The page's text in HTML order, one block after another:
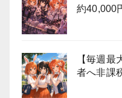
約40,000
【毎週
者へ非課